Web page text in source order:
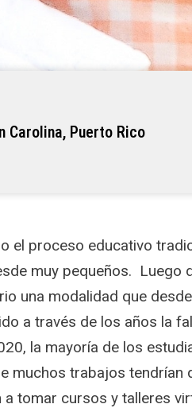
Carolina, Puerto Rico
el proceso educativo
muy pequeños. Luego
una modalidad que
a través de los años la
la mayoría de los
muchos trabajos tendrían
tomar cursos y talleres